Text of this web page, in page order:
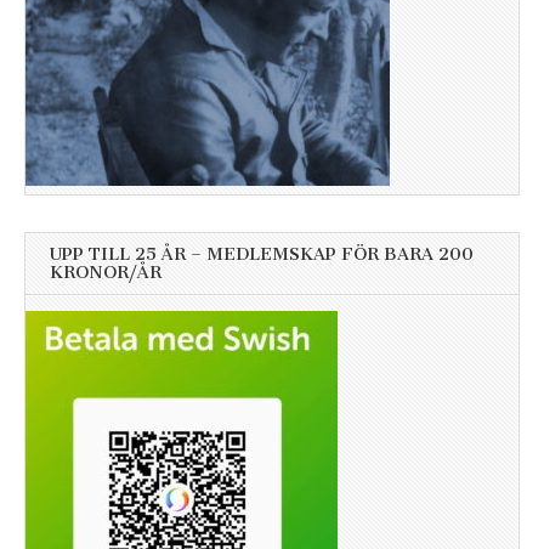
UPP TILL 25 ÅR – MEDLEMSKAP FÖR BARA 200
KRONOR/ÅR